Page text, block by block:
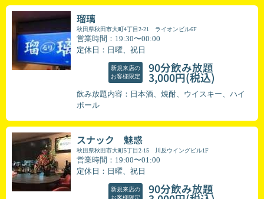
瑠璃
秋田県秋田市大町4丁目2-21 ライオンビル6F
営業時間：19:30〜00:00
定休日：日曜、祝日
新規来店の
お客様限定
90分飲み放題
3,000円(税込)
飲み放題内容：日本酒、焼酎、ウイスキー、ハイ
ボール
スナック 魅惑
秋田県秋田市大町5丁目2-15 川反ウイングビル1F
営業時間：19:00〜01:00
定休日：日曜、祝日
新規来店の
お客様限定
90分飲み放題